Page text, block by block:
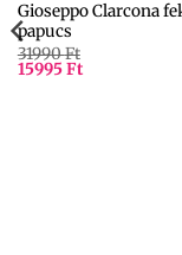
Gioseppo Clarcona
papucs
31990Ft
15995Ft